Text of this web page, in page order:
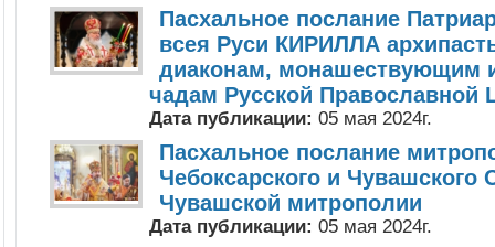
Пасхальное послание
всея Руси КИРИЛЛА
диаконам, монашествующим
чадам Русской Православной
Дата публикации: 05 мая 2024г.
Пасхальное послание
Чебоксарского и Чувашского
Чувашской митрополии
Дата публикации: 05 мая 2024г.